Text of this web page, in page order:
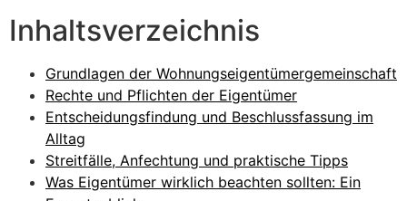
Inhaltsverzeichnis
Grundlagen der Wohnungseigentümergemeinschaft
Rechte und Pflichten der Eigentümer
Entscheidungsfindung und Beschlussfassung im
Alltag
Streitfälle, Anfechtung und praktische Tipps
Was Eigentümer wirklich beachten sollten: Ein